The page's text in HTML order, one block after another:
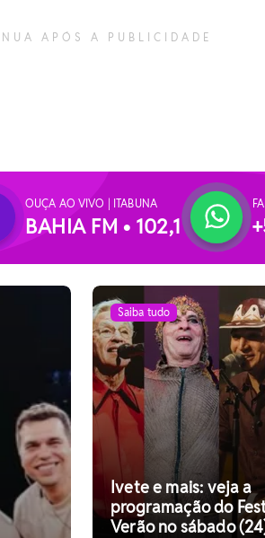
APÓS A PUBLICIDADE
OUÇA AO VIVO | ITABUNA
BAHIA FM • 102,1
Saiba tudo
Ivete e mais: veja a
programação do
Verão no sábado